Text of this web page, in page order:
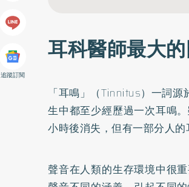
追蹤訂閱
耳科醫師最大
「耳鳴」（Tinnitus）一詞
生中都至少經歷過一次耳鳴
小時後消失，但有一部分人的
聲音在人類的生存環境中很